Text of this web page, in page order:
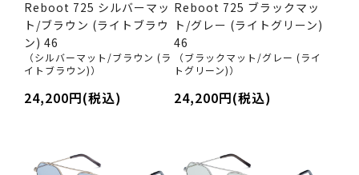
Reboot 725 シルバーマッ
ト/ブラウン (ライトブラウ
ン) 46
（シルバーマット/ブラウン (ラ
イトブラウン)）
24,200円(税込)
Reboot 725 ブラックマッ
ト/グレー (ライトグリーン)
46
（ブラックマット/グレー (ライ
トグリーン)）
24,200円(税込)